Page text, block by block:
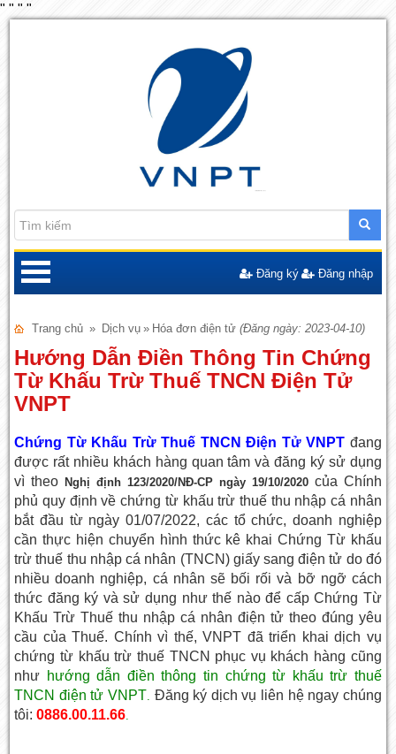
" " " "
Đăng ký Đăng nhập
Trang chủ » Dịch vụ » Hóa đơn điện tử (Đăng ngày: 2023-04-10)
Hướng Dẫn Điền Thông Tin Chứng
Từ Khấu Trừ Thuế TNCN Điện Tử
VNPT
Chứng Từ Khấu Trừ Thuế TNCN Điện Tử VNPT đang
được rất nhiều khách hàng quan tâm và đăng ký sử dụng
vì theoNghị định 123/2020/NĐ-CP ngày 19/10/2020của Chính
phủ quy định về chứng từ khấu trừ thuế thu nhập cá nhân
bắt đầu từ ngày 01/07/2022, các tổ chức, doanh nghiệp
cần thực hiện chuyển hình thức kê khai Chứng Từ khấu
trừ thuế thu nhập cá nhân (TNCN) giấy sang điện tử do đó
nhiều doanh nghiệp, cá nhân sẽ bối rối và bỡ ngỡ cách
thức đăng ký và sử dụng như thế nào để cấp Chứng Từ
Khấu Trừ Thuế thu nhập cá nhân điện tử theo đúng yêu
cầu của Thuế. Chính vì thế, VNPT đã triển khai dịch vụ
chứng từ khấu trừ thuế TNCN phục vụ khách hàng cũng
như hướng dẫn điền thông tin chứng từ khấu trừ thuế
TNCN điện tử VNPT. Đăng ký dịch vụ liên hệ ngay chúng
tôi: 0886.00.11.66.